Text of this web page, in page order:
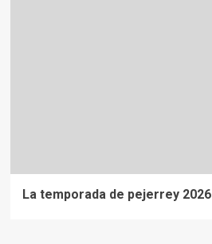
La temporada de pejerrey 2026